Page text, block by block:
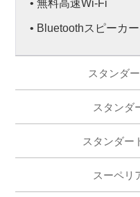
• 無料高速Wi-Fi
• Bluetoothスピーカー
スタンダ
スタンダ
スタンダー
スーペリ